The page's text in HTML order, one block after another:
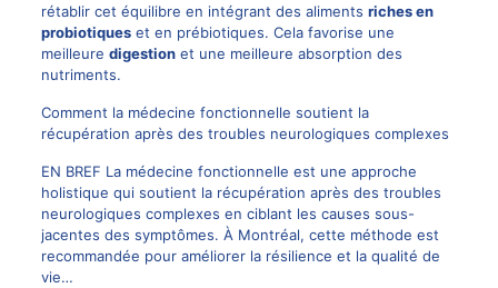
rétablir cet équilibre en intégrant des aliments riches en
probiotiqueset en prébiotiques. Cela favorise une
meilleure digestionet une meilleure absorption des
nutriments.
Comment la médecine fonctionnelle soutient la
récupération après des troubles neurologiques complexes
EN BREF La médecine fonctionnelle est une approche
holistique qui soutient la récupération après des troubles
neurologiques complexes en ciblant les causes sous-
jacentes des symptômes. À Montréal, cette méthode est
recommandée pour améliorer la résilience et la qualité de
vie…